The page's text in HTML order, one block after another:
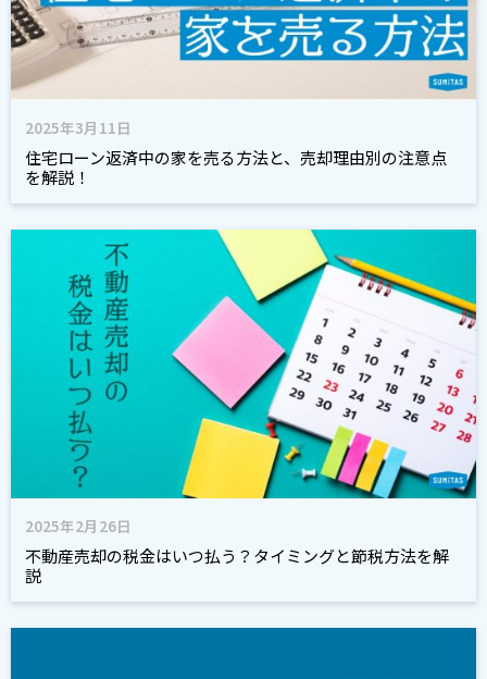
2025年3月11日
住宅ローン返済中の家を売る方法と、売却理由別の注意点
を解説！
2025年2月26日
不動産売却の税金はいつ払う？タイミングと節税方法を解
説